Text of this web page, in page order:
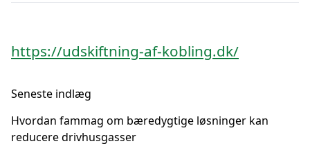
https://udskiftning-af-kobling.dk/
Seneste indlæg
Hvordan fammag om bæredygtige løsninger kan
reducere drivhusgasser